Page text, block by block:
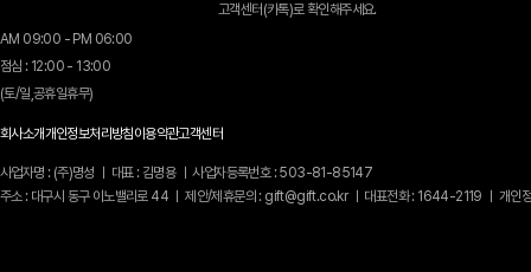
AM 09:00 - PM 06:00
점심 : 12:00 - 13:00
(토/일,공휴일휴무)
고객센터(카톡)로 확인해주세요.
회사소개개인정보처리방침이용약관고객센터
사업자명 : (주)명성 ㅣ 대표 : 김명용 ㅣ 사업자등록번호 : 503-81-85147
주소 : 대구시 동구 이노밸리로 44 ㅣ 제안/제휴문의 : gift@gift.co.kr ㅣ 대표전화 : 1644-2119 ㅣ 개